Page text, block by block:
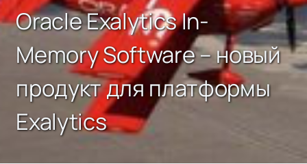
Oracle Exalytics In-
Memory Software – новый
продукт для платформы
Exalytics